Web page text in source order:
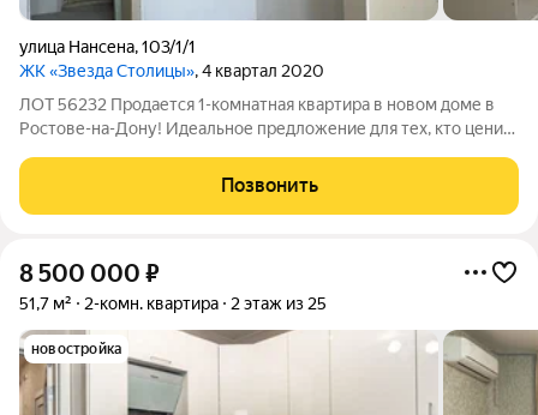
улица Нансена,103/1/1
ЖК «Звезда Столицы», 4 квартал 2020
ЛОТ 56232 Продается 1-комнатная квартира в новом доме в
Ростове-на-Дону! Идеальное предложение для тех, кто ценит
Представляем вашему вниманию уютную и светлую 1-
комнатную квартиру, расположенную в
Позвонить
8 500 000 ₽
51,7 м² 2-комн. квартира 2 этаж из 25
новостройка